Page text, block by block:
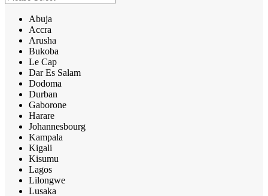
Abuja
Accra
Arusha
Bukoba
Le Cap
Dar Es Salam
Dodoma
Durban
Gaborone
Harare
Johannesbourg
Kampala
Kigali
Kisumu
Lagos
Lilongwe
Lusaka